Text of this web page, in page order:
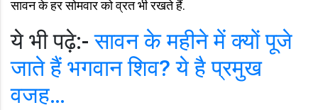
सावन के हर सोमवार को व्रत भी रखते हैं.
ये भी पढ़े:-सावन के महीने में क्यों पूजे
जाते हैं भगवान शिव? ये है प्रमुख
वजह…